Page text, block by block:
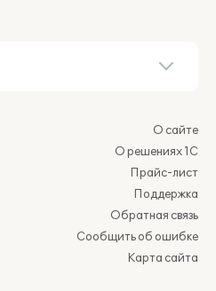
О сайте
О решениях 1С
Прайс-лист
Поддержка
Обратная связь
Сообщить об ошибке
Карта сайта